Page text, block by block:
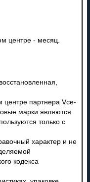
центре - месяц.
центре партнера Vce-
марки являются
только с
характер и не
кодекса